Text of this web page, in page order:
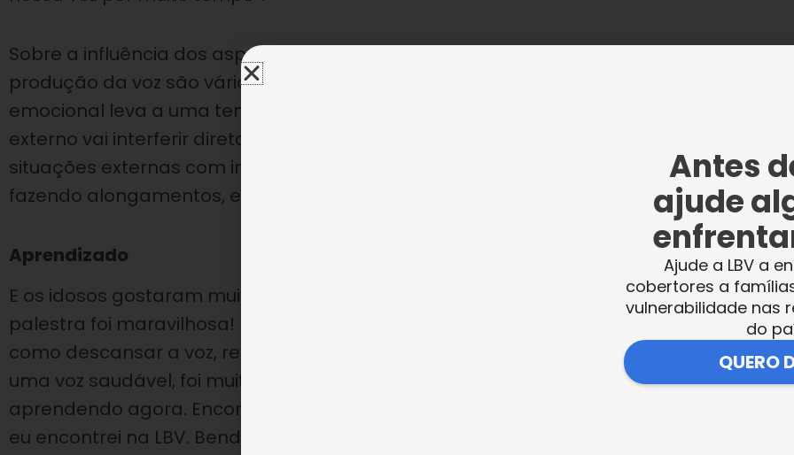
Sobre a influência dos aspectos emocionais, a especialista alertou: “O que faz a
produção da voz são vários músculos. Se esses músculos estão tensos, se o meu
emocional leva a uma tensão muscular, isso vai alterar a minha voz. Então, o aspecto
externo vai interferir diretamente na minha musculatura. Se eu souber lidar com estas
situações externas com inteligência emocional, se eu souber liberar a musculatura
fazendo alongamentos, exercícios vocais corretos, o efeito na minha voz será menor”.
Aprendizado
E os idosos gostaram muito. Veja o que disse a senhora Eunice Augusta Neves, 77 anos:
palestra foi maravilhosa! Eu tirei as dúvidas que eu tinha. Ela ensinou muitos exercícios,
como descansar a voz, respirar direito e que se a gente tiver os cuidados envelhece
uma voz saudável, foi muito instrutiva. O que eu não aprendi na mocidade, estou
aprendendo agora. Encontrei a LBV que nos acolhe, nos dá segurança, tudo que é
eu encontrei na LBV. Bendita a hora que eu vim para cá! ”
Antes
ajude
Ajude a LBV a
cobertores a
vulnerabilidade nas
do
QUERO